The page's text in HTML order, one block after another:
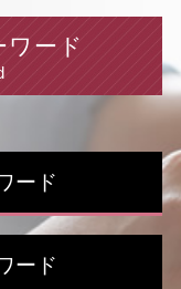
ワード
ード
ード